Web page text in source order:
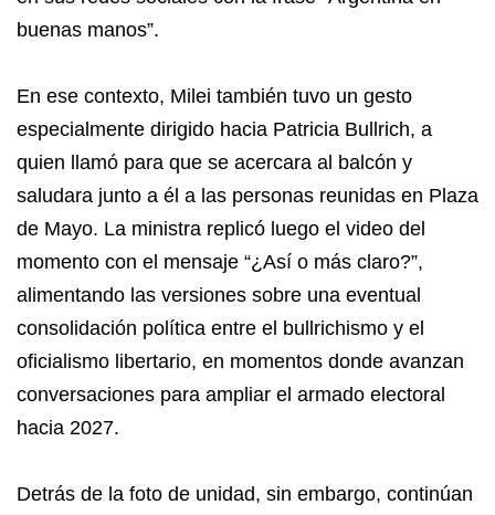
buenas manos”.
En ese contexto, Milei también tuvo un gesto
especialmente dirigido hacia Patricia Bullrich, a
quien llamó para que se acercara al balcón y
saludara junto a él a las personas reunidas en Plaza
de Mayo. La ministra replicó luego el video del
momento con el mensaje “¿Así o más claro?”,
alimentando las versiones sobre una eventual
consolidación política entre el bullrichismo y el
oficialismo libertario, en momentos donde avanzan
conversaciones para ampliar el armado electoral
hacia 2027.
Detrás de la foto de unidad, sin embargo, continúan